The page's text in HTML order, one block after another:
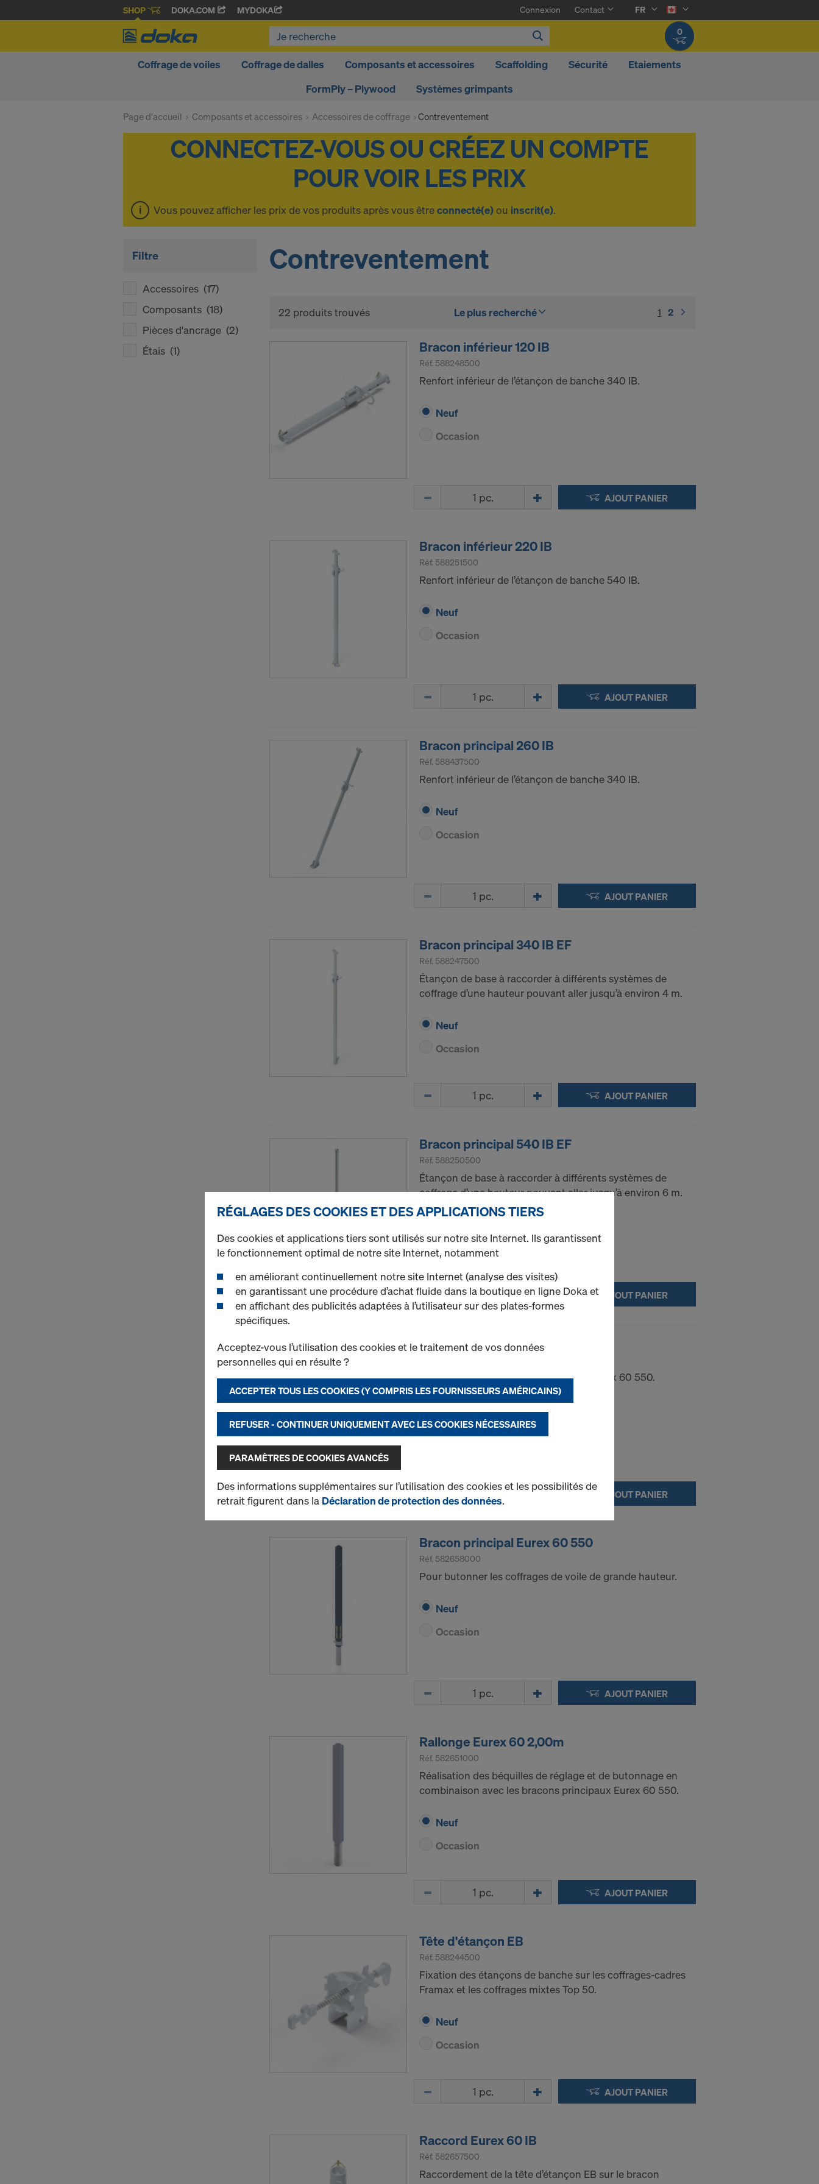
SHOP DOKA.COM MYDOKA Connexion Contact
FR
0
Coffrage de voiles Coffrage de dalles Composants et accessoires Scaffolding Sécurité
Etaiements
FormPly – Plywood
Systèmes grimpants
Page d'accueil Composants et accessoires Accessoires de coffrage Contreventement
Vous pouvez afficher les prix de vos produits après vous êtreconnecté(e)ou inscrit(e).
Filtre
Accessoires (17)
Composants (18)
Pièces d'ancrage (2)
Étais (1)
Contreventement
22 produits trouvés Le plus recherché 1 (current)
2
Bracon inférieur 120 IB
Réf. 588248500
Renfort inférieur de l’étançon de banche 340 IB.
Neuf
Occasion
AJOUT PANIER
Bracon inférieur 220 IB
Réf. 588251500
Renfort inférieur de l’étançon de banche 540 IB.
Neuf
Occasion
AJOUT PANIER
Bracon principal 260 IB
Réf. 588437500
Renfort inférieur de l’étançon de banche 340 IB.
Neuf
Occasion
AJOUT PANIER
Bracon principal 340 IB EF
Réf. 588247500
Étançon de base à raccorder à différents systèmes de
coffrage d’une hauteur pouvant aller jusqu’à environ 4 m.
Neuf
Occasion
AJOUT PANIER
Bracon principal 540 IB EF
Réf. 588250500
Étançon de base à raccorder à différents systèmes de
coffrage d’une hauteur pouvant aller jusqu’à environ 6 m.
Occasion
Quantité AJOUT PANIER
Bracon inférieur 540 Eurex 60 IB
Renfort inférieur du bracon principal Eurex 60 550.
Neuf
Occasion
Quantité AJOUT PANIER
Bracon principal Eurex 60 550
Réf. 582658000
Pour butonner les coffrages de voile de grande hauteur.
Neuf
Occasion
AJOUT PANIER
Rallonge Eurex 60 2,00m
Réf. 582651000
Réalisation des béquilles de réglage et de butonnage en
combinaison avec les bracons principaux Eurex 60 550.
Neuf
Occasion
AJOUT PANIER
Tête d'étançon EB
Réf. 588244500
Fixation des étançons de banche sur les coffrages-cadres
Framax et les coffrages mixtes Top 50.
Neuf
Occasion
AJOUT PANIER
Raccord Eurex 60 IB
Réf. 582657500
Raccordement de la tête d’étançon EB sur le bracon
RÉGLAGES DES COOKIES ET DES APPLICATIONS TIERS
Des cookies et applications tiers sont utilisés sur notre site Internet. Ils garantissent
le fonctionnement optimal de notre site Internet, notamment
en améliorant continuellement notre site Internet (analyse des visites)
en garantissant une procédure d’achat fluide dans la boutique en ligne Doka et
en affichant des publicités adaptées à l’utilisateur sur des plates-formes
spécifiques.
Acceptez-vous l’utilisation des cookies et le traitement de vos données
personnelles qui en résulte ?
ACCEPTER TOUS LES COOKIES (Y COMPRIS LES FOURNISSEURS AMÉRICAINS)
REFUSER - CONTINUER UNIQUEMENT AVEC LES COOKIES NÉCESSAIRES
PARAMÈTRES DE COOKIES AVANCÉS
Des informations supplémentaires sur l’utilisation des cookies et les possibilités de
retrait figurent dans la Déclaration de protection des données.